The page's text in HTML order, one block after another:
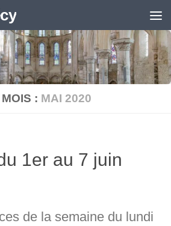
: MAI 2020
1er au 7 juin
de la semaine du lundi